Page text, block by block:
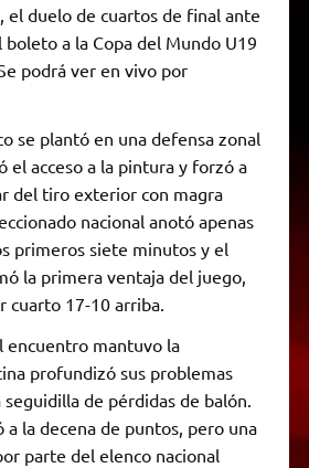
el duelo de cuartos de final ante
a la Copa del Mundo U19
podrá ver en vivo por
se plantó en una defensa zonal
el acceso a la pintura y forzó a
del tiro exterior con magra
nacional anotó apenas
primeros siete minutos y el
la primera ventaja del juego,
cuarto 17-10 arriba.
encuentro mantuvo la
profundizó sus problemas
de pérdidas de balón.
a la decena de puntos, pero una
parte del elenco nacional